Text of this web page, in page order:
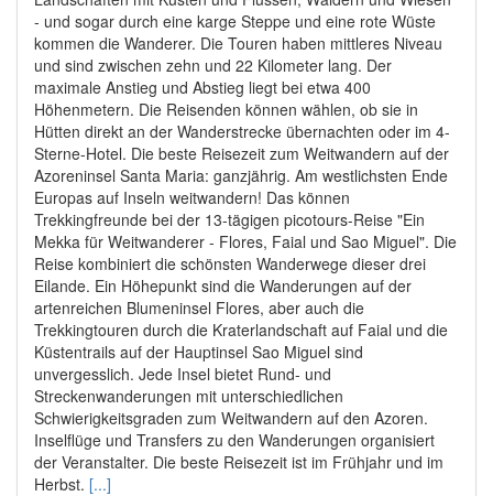
- und sogar durch eine karge Steppe und eine rote Wüste
kommen die Wanderer. Die Touren haben mittleres Niveau
und sind zwischen zehn und 22 Kilometer lang. Der
maximale Anstieg und Abstieg liegt bei etwa 400
Höhenmetern. Die Reisenden können wählen, ob sie in
Hütten direkt an der Wanderstrecke übernachten oder im 4-
Sterne-Hotel. Die beste Reisezeit zum Weitwandern auf der
Azoreninsel Santa Maria: ganzjährig. Am westlichsten Ende
Europas auf Inseln weitwandern! Das können
Trekkingfreunde bei der 13-tägigen picotours-Reise "Ein
Mekka für Weitwanderer - Flores, Faial und Sao Miguel". Die
Reise kombiniert die schönsten Wanderwege dieser drei
Eilande. Ein Höhepunkt sind die Wanderungen auf der
artenreichen Blumeninsel Flores, aber auch die
Trekkingtouren durch die Kraterlandschaft auf Faial und die
Küstentrails auf der Hauptinsel Sao Miguel sind
unvergesslich. Jede Insel bietet Rund- und
Streckenwanderungen mit unterschiedlichen
Schwierigkeitsgraden zum Weitwandern auf den Azoren.
Inselflüge und Transfers zu den Wanderungen organisiert
der Veranstalter. Die beste Reisezeit ist im Frühjahr und im
Herbst. [...]